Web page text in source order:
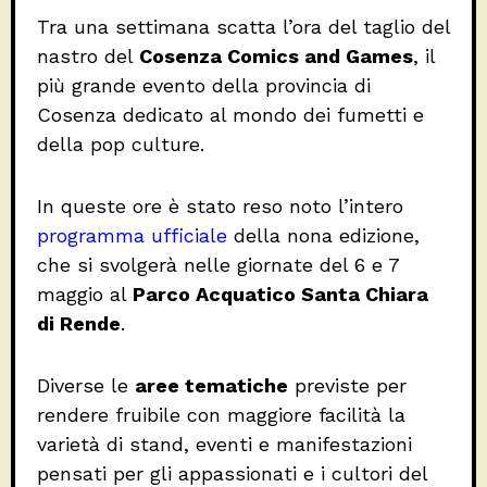
Tra una settimana scatta l’ora del taglio del
nastro del Cosenza Comics and Games, il
più grande evento della provincia di
Cosenza dedicato al mondo dei fumetti e
della pop culture.
In queste ore è stato reso noto l’intero
programma ufficiale della nona edizione,
che si svolgerà nelle giornate del 6 e 7
maggio al Parco Acquatico Santa Chiara
di Rende.
Diverse le aree tematiche previste per
rendere fruibile con maggiore facilità la
varietà di stand, eventi e manifestazioni
pensati per gli appassionati e i cultori del